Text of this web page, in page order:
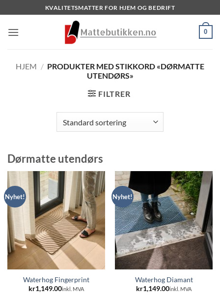
to
content
KVALITETSMATTER FOR HJEM OG BEDRIFT
0
HJEM / PRODUKTER MED STIKKORD «DØRMATTE
UTENDØRS»
FILTRER
Dørmatte utendørs
Nyhet!
Waterhog Fingerprint
kr1,149.00inkl. MVA
Nyhet!
Waterhog Diamant
kr1,149.00inkl. MVA